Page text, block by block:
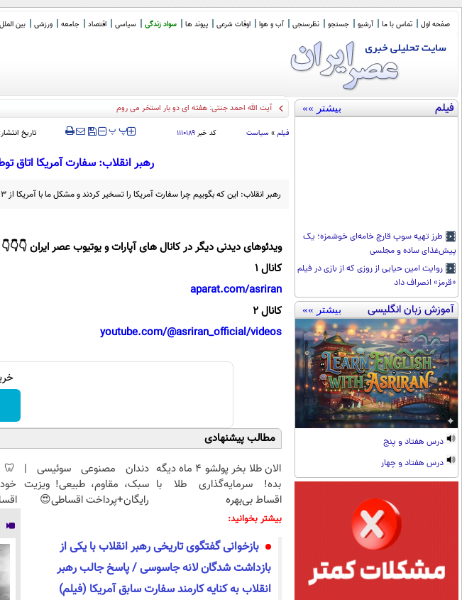
صفحه اول تماس با ما آرشیو جستجو نظرسنجی آب و هوا اوقات شرعی پیوند ها سواد زندگی سیاسی اقتصاد جامعه ورزشی بین الملل
فیلم بیشتر »»
طرز تهیه سوپ قارچ خامه‌ای خوشمزه؛ یک
پیش‌غذای ساده و مجلسی
روایت امین حیایی از روزی که از بازی در فیلم
«قرمز» انصراف داد
آموزش زبان انگلیسی بیشتر »»
درس هفتاد و پنج
درس هفتاد و چهار
آیت الله احمد جنتی: هفته ای دو بار استخر می روم
فیلم » سیاست کد خبر ۱۱۱۰۱۸۹ ‍‍‍ پ پ تاریخ
رهبر انقلاب: سفارت آمریکا اتاق
رهبر انقلاب: این که بگوییم چرا سفارت آمریکا را تسخیر کردند و مشکل ما با آمریکا از ۱۳ آبان آغاز شد، حرف دقیقی نیست. ۱۴۰۴/۰۸/۱۲
ویدئوهای دیدنی دیگر در کانال های آپارات و یوتیوب عصر ایران 👇👇👇
کانال 1
aparat.com/asriran
کانال 2
youtube.com/@asriran_official/videos
مطالب پیشنهادی
الان طلا بخر پولشو 4 ماه دیگه
بده! سرمایه‌گذاری طلا با
اقساط بی‌بهره
دندان مصنوعی سوئیسی |
سبک، مقاوم، طبیعی! ویزیت
رایگان+پرداخت اقساطی😍
🦷
بیشتر بخوانید:
بازخوانی گفتگوی تاریخی رهبر انقلاب با یکی از
بازداشت شدگان لانه جاسوسی / پاسخ جالب رهبر
انقلاب به کنایه کارمند سفارت سابق آمریکا (فیلم)